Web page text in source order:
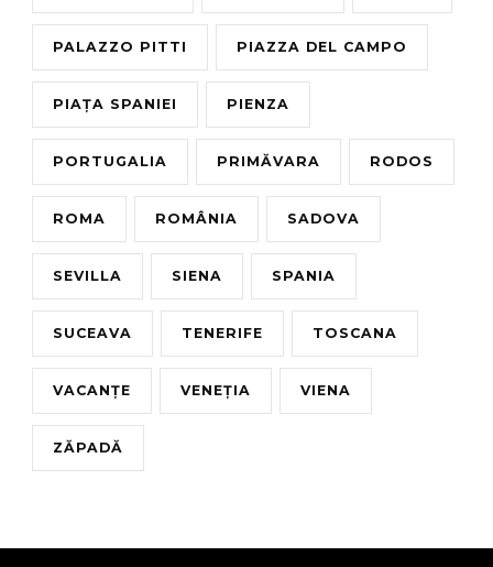
PALAZZO PITTI PIAZZA DEL CAMPO
PIAȚA SPANIEI PIENZA
PORTUGALIA PRIMĂVARA RODOS
ROMA ROMÂNIA SADOVA
SEVILLA SIENA SPANIA
SUCEAVA TENERIFE TOSCANA
VACANȚE VENEȚIA VIENA
ZĂPADĂ